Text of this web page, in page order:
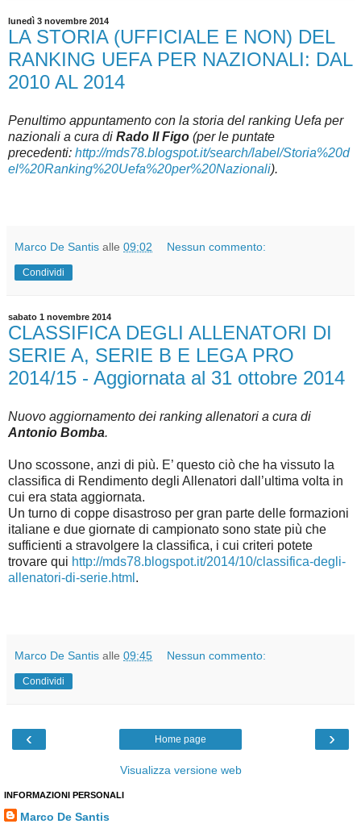
lunedì 3 novembre 2014
LA STORIA (UFFICIALE E NON) DEL
RANKING UEFA PER NAZIONALI: DAL
2010 AL 2014
Penultimo appuntamento con la storia del ranking Uefa per
nazionali a cura di Rado Il Figo (per le puntate
precedenti: http://mds78.blogspot.it/search/label/Storia%20d
el%20Ranking%20Uefa%20per%20Nazionali).
Marco De Santis alle 09:02 Nessun commento:
Condividi
sabato 1 novembre 2014
CLASSIFICA DEGLI ALLENATORI DI
SERIE A, SERIE B E LEGA PRO
2014/15 - Aggiornata al 31 ottobre 2014
Nuovo aggiornamento dei ranking allenatori a cura di
Antonio Bomba.
Uno scossone, anzi di più. E’ questo ciò che ha vissuto la
classifica di Rendimento degli Allenatori dall’ultima volta in
cui era stata aggiornata.
Un turno di coppe disastroso per gran parte delle formazioni
italiane e due giornate di campionato sono state più che
sufficienti a stravolgere la classifica, i cui criteri potete
trovare qui http://mds78.blogspot.it/2014/10/classifica-degli-
allenatori-di-serie.html .
Marco De Santis alle 09:45 Nessun commento:
Condividi
‹ ›
Home page
Visualizza versione web
INFORMAZIONI PERSONALI
Marco De Santis